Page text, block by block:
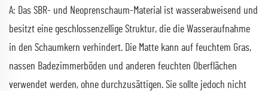
A: Das SBR- und Neoprenschaum-Material ist wasserabweisend und
besitzt eine geschlossenzellige Struktur, die die Wasseraufnahme
in den Schaumkern verhindert. Die Matte kann auf feuchtem Gras,
nassen Badezimmerböden und anderen feuchten Oberflächen
verwendet werden, ohne durchzusättigen. Sie sollte jedoch nicht